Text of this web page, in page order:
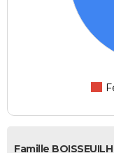
Famille BOISSEUILH